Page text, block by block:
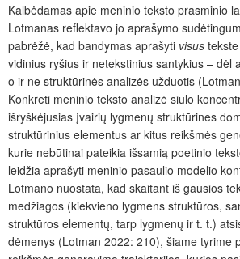
Kalbėdamas apie meninio teksto prasminio
Lotmanas reflektavo jo aprašymo
pabrėžė, kad bandymas aprašyti visus
vidinius ryšius ir netekstinius santykius – dėl
o ir ne struktūrinės analizės užduotis
Konkreti meninio teksto analizė siūlo
išryškėjusias įvairių lygmenų struktūrines
struktūrinius elementus ar kitus reikšmės
kurie nebūtinai pateikia išsamią poetinio
leidžia aprašyti meninio pasaulio modelio
Lotmano nuostata, kad skaitant iš gausios
medžiagos (kiekvieno lygmens struktūros,
struktūros elementų, tarp lygmenų ir t. t.)
dėmenys (Lotman 2022: 210), šiame tyrime